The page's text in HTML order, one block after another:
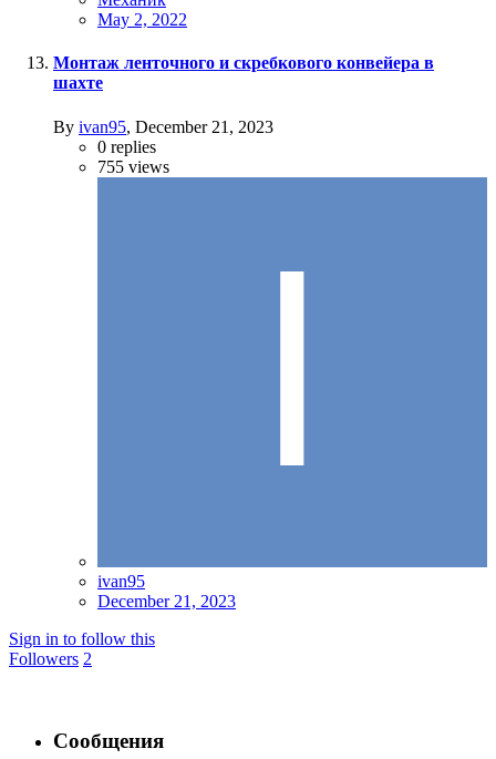
May 2, 2022
Монтаж ленточного и скребкового конвейера в
шахте
By ivan95, December 21, 2023
0 replies
755 views
ivan95
December 21, 2023
Sign in to follow this
Followers 2
Сообщения